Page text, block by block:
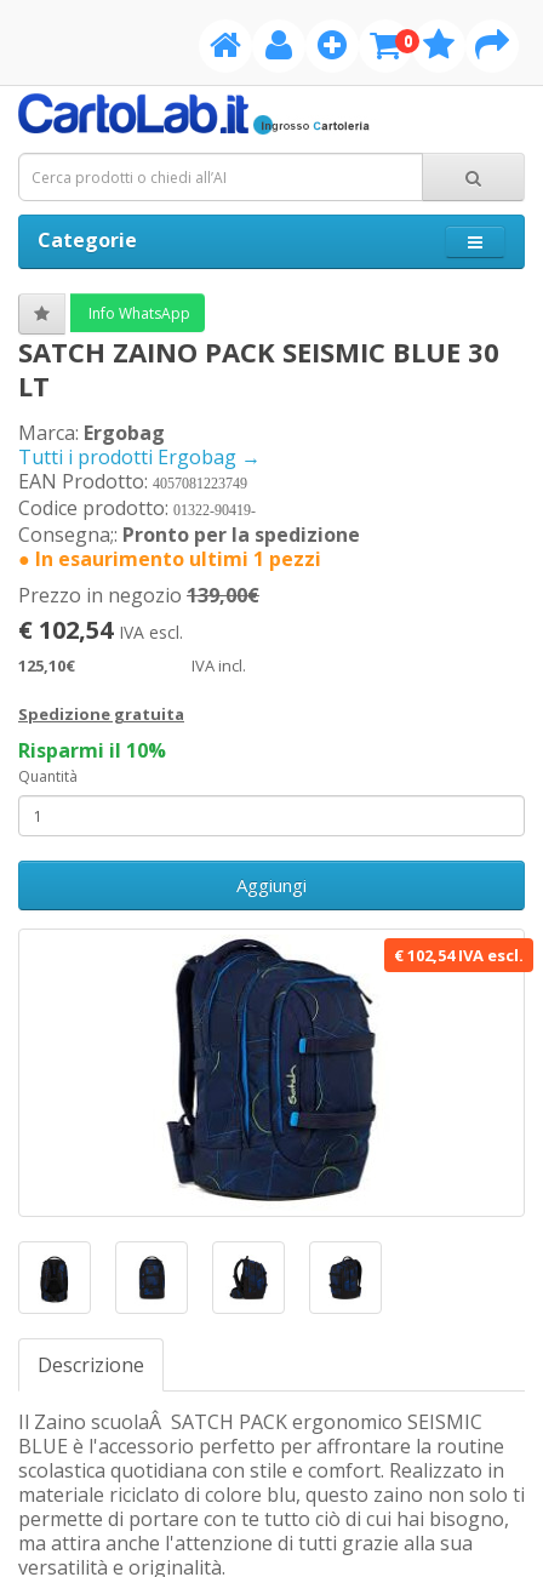
0
Categorie
€ 102,54 IVA escl.
Descrizione
Il Zaino scuolaÂ SATCH PACK ergonomico SEISMIC
BLUE è l'accessorio perfetto per affrontare la routine
scolastica quotidiana con stile e comfort. Realizzato in
materiale riciclato di colore blu, questo zaino non solo ti
permette di portare con te tutto ciò di cui hai bisogno,
ma attira anche l'attenzione di tutti grazie alla sua
versatilità e originalità.
Info WhatsApp
SATCH ZAINO PACK SEISMIC BLUE 30
LT
Marca: Ergobag
Tutti i prodotti Ergobag →
EAN Prodotto: 4057081223749
Codice prodotto: 01322-90419-
Consegna;: Pronto per la spedizione
● In esaurimento ultimi 1 pezzi
Prezzo in negozio 139,00€
€ 102,54 IVA escl.
125,10€
Spedizione gratuita
IVA incl.
Risparmi il 10%
Quantità
Aggiungi